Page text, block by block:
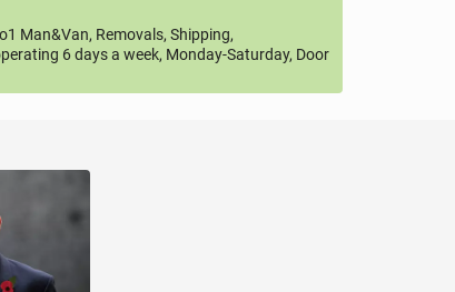
Man&Van, Removals, Shipping,
6 days a week, Monday-Saturday, Door